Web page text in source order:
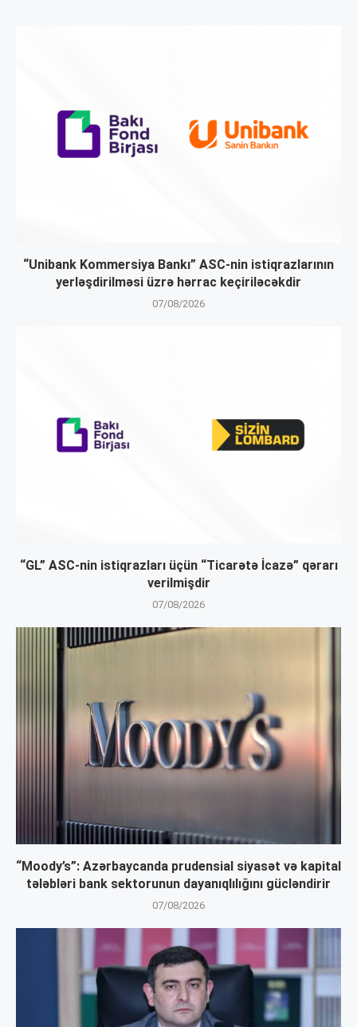
“Unibank Kommersiya Bankı” ASC-nin istiqrazlarının
yerləşdirilməsi üzrə hərrac keçiriləcəkdir
07/08/2026
“GL” ASC-nin istiqrazları üçün “Ticarətə İcazə” qərarı
verilmişdir
07/08/2026
“Moody’s”: Azərbaycanda prudensial siyasət və kapital
tələbləri bank sektorunun dayanıqlılığını gücləndirir
07/08/2026